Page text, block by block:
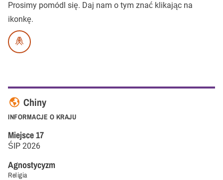
Prosimy pomódl się. Daj nam o tym znać klikając na
ikonkę.
INFORMACJE O KRAJU
Chiny
Miejsce17
ŚIP 2026
Religia
Agnostycyzm